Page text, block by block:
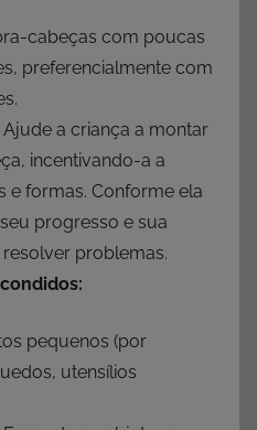
cabeças com poucas
preferencialmente com
Ajude a criança a montar
incentivando-a a
e formas. Conforme ela
progresso e sua
problemas.
pequenos (por
utensílios